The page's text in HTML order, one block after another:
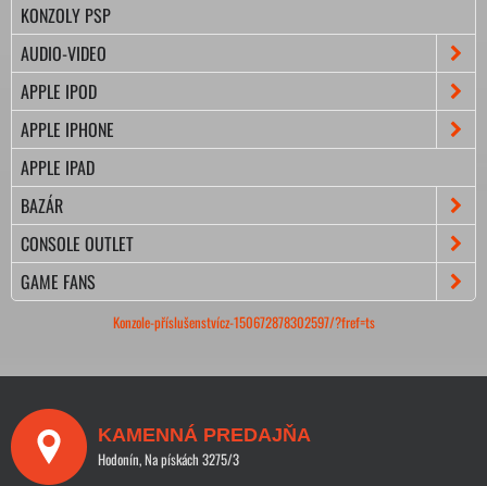
KONZOLY PSP
AUDIO-VIDEO
APPLE IPOD
APPLE IPHONE
APPLE IPAD
BAZÁR
CONSOLE OUTLET
GAME FANS
Konzole-příslušenstvícz-150672878302597/?fref=ts
KAMENNÁ PREDAJŇA
Hodonín, Na pískách 3275/3